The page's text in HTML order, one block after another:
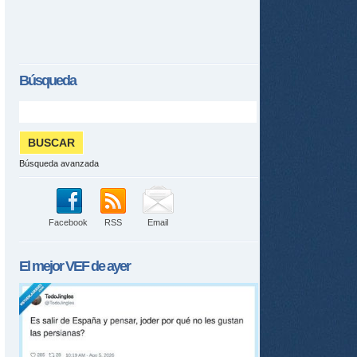
Búsqueda
Búsqueda avanzada
Facebook RSS Email
El mejorVEFde ayer